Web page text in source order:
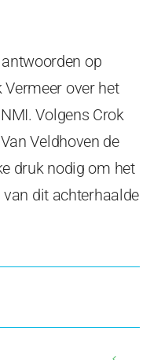
op
over het
Volgens Crok
Veldhoven de
druk nodig om het
dit achterhaalde